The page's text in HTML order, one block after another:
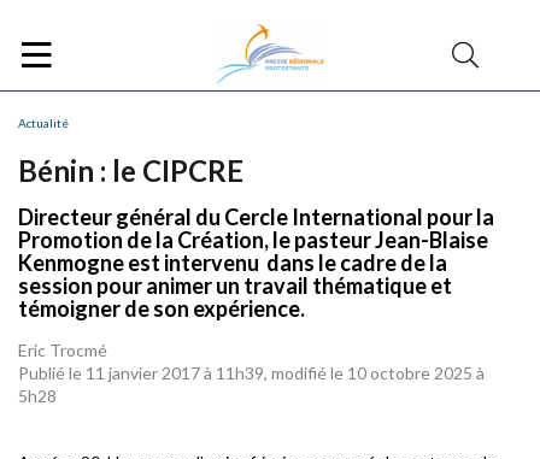
Actualité
Bénin : le CIPCRE
Directeur général du Cercle International pour la
Promotion de la Création, le pasteur Jean-Blaise
Kenmogne est intervenu dans le cadre de la
session pour animer un travail thématique et
témoigner de son expérience.
Eric Trocmé
Publié le 11 janvier 2017 à 11h39, modifié le 10 octobre 2025 à
5h28